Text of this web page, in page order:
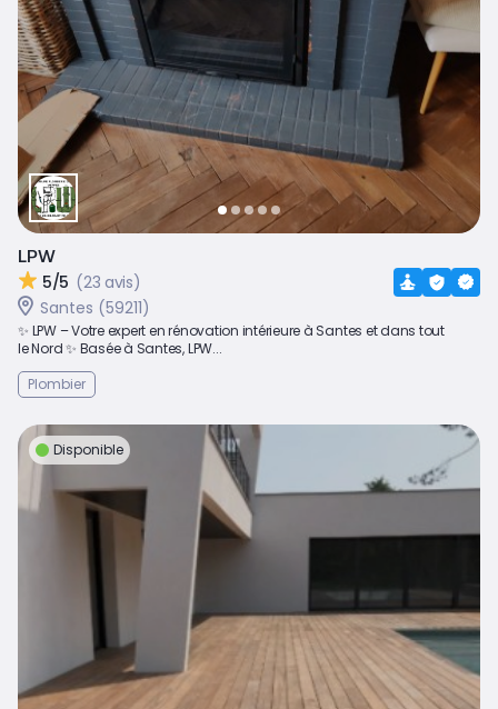
LPW
5/5 (23 avis)
Santes (59211)
✨ LPW – Votre expert en rénovation intérieure à Santes et dans tout
le Nord ✨ Basée à Santes, LPW...
Plombier
Disponible